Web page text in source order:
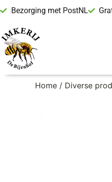
Bezorging met PostNL
Home / Diverse